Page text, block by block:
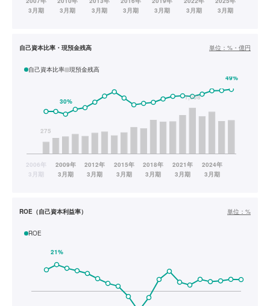
自己資本比率・現預金残高 単位： %・億円
自己資本比率 現預金残高
ROE（自己資本利益率） 単位： %
ROE